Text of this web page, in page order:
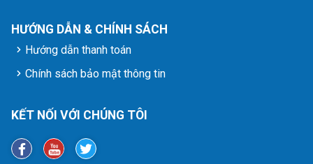
HƯỚNG DẪN & CHÍNH SÁCH
Hướng dẫn thanh toán
Chính sách bảo mật thông tin
KẾT NỐI VỚI CHÚNG TÔI